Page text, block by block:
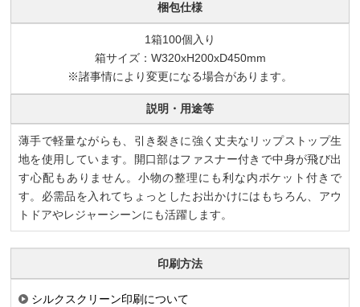
梱包仕様
1箱100個入り
箱サイズ：W320xH200xD450mm
※諸事情により変更になる場合があります。
説明・用途等
薄手で軽量ながらも、引き裂きに強く丈夫なリップストップ生
地を使用しています。開口部はファスナー付きで中身が飛び出
す心配もありません。小物の整理にも利な内ポケット付きで
す。必需品を入れてちょっとしたお出かけにはもちろん、アウ
トドアやレジャーシーンにも活躍します。
印刷方法
シルクスクリーン印刷について